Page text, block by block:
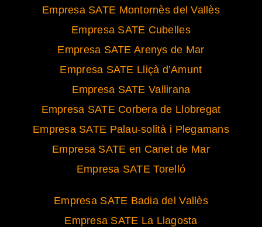
Empresa SATE Montornès del Vallès
Empresa SATE Cubelles
Empresa SATE Arenys de Mar
Empresa SATE Lliçà d’Amunt
Empresa SATE Vallirana
Empresa SATE Corbera de Llobregat
Empresa SATE Palau-solità i Plegamans
Empresa SATE en Canet de Mar
Empresa SATE Torelló
Empresa SATE Badia del Vallès
Empresa SATE La Llagosta